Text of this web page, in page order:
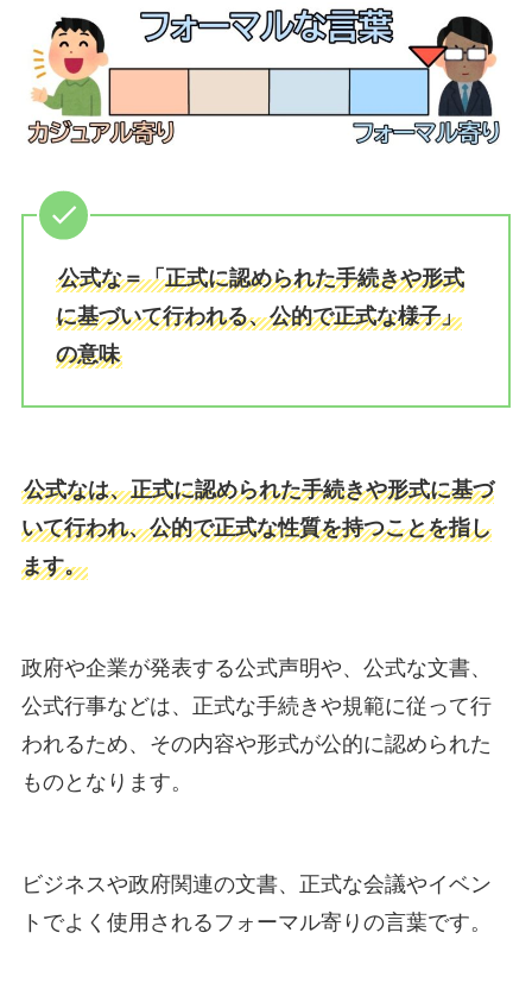
公式な＝「正式に認められた手続きや形式
に基づいて行われる、公的で正式な様子」
の意味
公式なは、正式に認められた手続きや形式に基づ
いて行われ、公的で正式な性質を持つことを指し
ます。
政府や企業が発表する公式声明や、公式な文書、
公式行事などは、正式な手続きや規範に従って行
われるため、その内容や形式が公的に認められた
ものとなります。
ビジネスや政府関連の文書、正式な会議やイベン
トでよく使用されるフォーマル寄りの言葉です。